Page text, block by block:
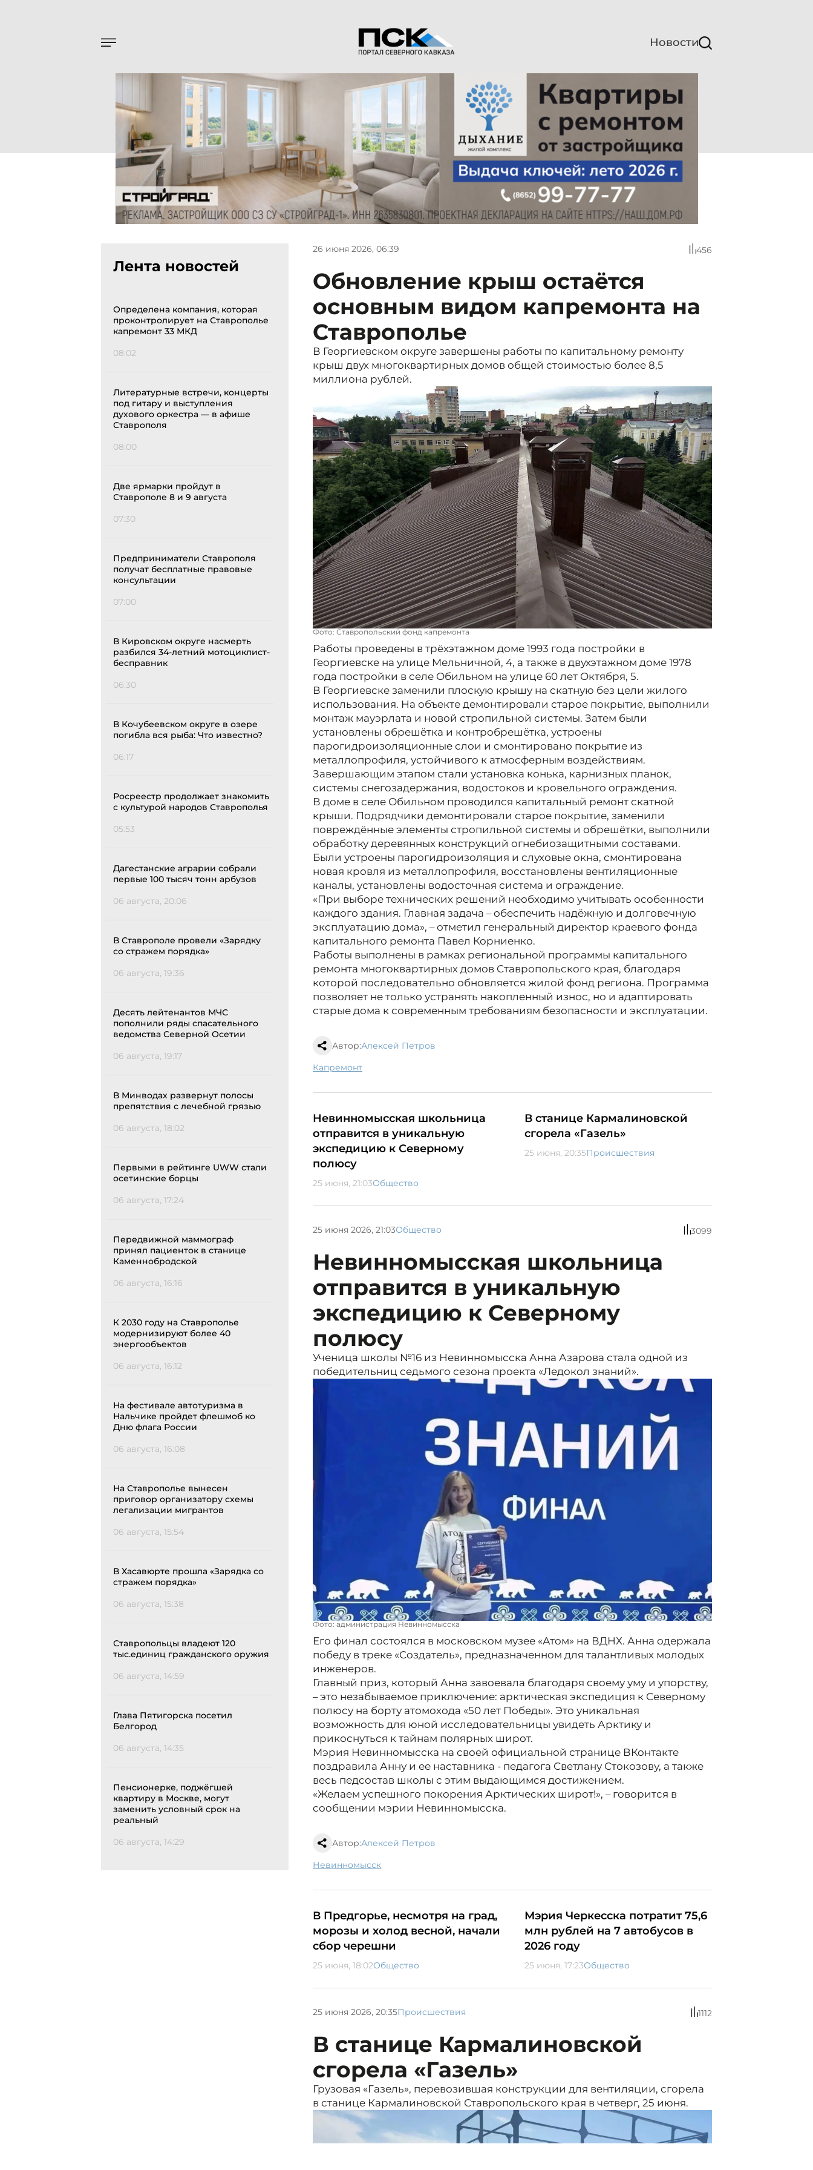
Новости
Лента новостей
Определена компания, которая
проконтролирует на Ставрополье
капремонт 33 МКД
08:02
Литературные встречи, концерты
под гитару и выступления
духового оркестра — в афише
Ставрополя
08:00
Две ярмарки пройдут в
Ставрополе 8 и 9 августа
07:30
Предприниматели Ставрополя
получат бесплатные правовые
консультации
07:00
В Кировском округе насмерть
разбился 34-летний мотоциклист-
бесправник
06:30
В Кочубеевском округе в озере
погибла вся рыба: Что известно?
06:17
Росреестр продолжает знакомить
с культурой народов Ставрополья
05:53
Дагестанские аграрии собрали
первые 100 тысяч тонн арбузов
06 августа, 20:06
В Ставрополе провели «Зарядку
со стражем порядка»
06 августа, 19:36
Десять лейтенантов МЧС
пополнили ряды спасательного
ведомства Северной Осетии
06 августа, 19:17
В Минводах развернут полосы
препятствия с лечебной грязью
06 августа, 18:02
Первыми в рейтинге UWW стали
осетинские борцы
06 августа, 17:24
Передвижной маммограф
принял пациенток в станице
Каменнобродской
06 августа, 16:16
К 2030 году на Ставрополье
модернизируют более 40
энергообъектов
06 августа, 16:12
На фестивале автотуризма в
Нальчике пройдет флешмоб ко
Дню флага России
06 августа, 16:08
На Ставрополье вынесен
приговор организатору схемы
легализации мигрантов
06 августа, 15:54
В Хасавюрте прошла «Зарядка со
стражем порядка»
06 августа, 15:38
Ставропольцы владеют 120
тыс.единиц гражданского оружия
06 августа, 14:59
Глава Пятигорска посетил
Белгород
06 августа, 14:35
Пенсионерке, поджёгшей
квартиру в Москве, могут
заменить условный срок на
реальный
06 августа, 14:29
26 июня 2026, 06:39 456
Обновление крыш остаётся
основным видом капремонта на
Ставрополье
В Георгиевском округе завершены работы по капитальному ремонту
крыш двух многоквартирных домов общей стоимостью более 8,5
миллиона рублей.
Фото: Ставропольский фонд капремонта
Работы проведены в трёхэтажном доме 1993 года постройки в
Георгиевске на улице Мельничной, 4, а также в двухэтажном доме 1978
года постройки в селе Обильном на улице 60 лет Октября, 5.
В Георгиевске заменили плоскую крышу на скатную без цели жилого
использования. На объекте демонтировали старое покрытие, выполнили
монтаж мауэрлата и новой стропильной системы. Затем были
установлены обрешётка и контробрешётка, устроены
парогидроизоляционные слои и смонтировано покрытие из
металлопрофиля, устойчивого к атмосферным воздействиям.
Завершающим этапом стали установка конька, карнизных планок,
системы снегозадержания, водостоков и кровельного ограждения.
В доме в селе Обильном проводился капитальный ремонт скатной
крыши. Подрядчики демонтировали старое покрытие, заменили
повреждённые элементы стропильной системы и обрешётки, выполнили
обработку деревянных конструкций огнебиозащитными составами.
Были устроены парогидроизоляция и слуховые окна, смонтирована
новая кровля из металлопрофиля, восстановлены вентиляционные
каналы, установлены водосточная система и ограждение.
«При выборе технических решений необходимо учитывать особенности
каждого здания. Главная задача – обеспечить надёжную и долговечную
эксплуатацию дома», – отметил генеральный директор краевого фонда
капитального ремонта Павел Корниенко.
Работы выполнены в рамках региональной программы капитального
ремонта многоквартирных домов Ставропольского края, благодаря
которой последовательно обновляется жилой фонд региона. Программа
позволяет не только устранять накопленный износ, но и адаптировать
старые дома к современным требованиям безопасности и эксплуатации.
Автор:Алексей Петров
капремонт
Невинномысская школьница
отправится в уникальную
экспедицию к Северному
полюсу
25 июня, 21:03Общество
В станице Кармалиновской
сгорела «Газель»
25 июня, 20:35Происшествия
25 июня 2026, 21:03Общество 3099
Невинномысская школьница
отправится в уникальную
экспедицию к Северному
полюсу
Ученица школы №16 из Невинномысска Анна Азарова стала одной из
победительниц седьмого сезона проекта «Ледокол знаний».
Фото: администрация Невинномысска
Его финал состоялся в московском музее «Атом» на ВДНХ. Анна одержала
победу в треке «Создатель», предназначенном для талантливых молодых
инженеров.
Главный приз, который Анна завоевала благодаря своему уму и упорству,
– это незабываемое приключение: арктическая экспедиция к Северному
полюсу на борту атомохода «50 лет Победы». Это уникальная
возможность для юной исследовательницы увидеть Арктику и
прикоснуться к тайнам полярных широт.
Мэрия Невинномысска на своей официальной странице ВКонтакте
поздравила Анну и ее наставника - педагога Светлану Стокозову, а также
весь педсостав школы с этим выдающимся достижением.
«Желаем успешного покорения Арктических широт!», – говорится в
сообщении мэрии Невинномысска.
Автор:Алексей Петров
Невинномысск
В Предгорье, несмотря на град,
морозы и холод весной, начали
сбор черешни
25 июня, 18:02Общество
Мэрия Черкесска потратит 75,6
млн рублей на 7 автобусов в
2026 году
25 июня, 17:23Общество
25 июня 2026, 20:35Происшествия 1112
В станице Кармалиновской
сгорела «Газель»
Грузовая «Газель», перевозившая конструкции для вентиляции, сгорела
в станице Кармалиновской Ставропольского края в четверг, 25 июня.